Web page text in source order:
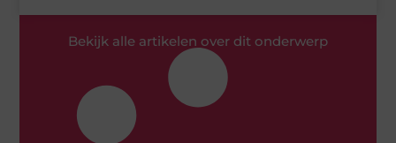
Bekijk alle artikelen over dit onderwerp